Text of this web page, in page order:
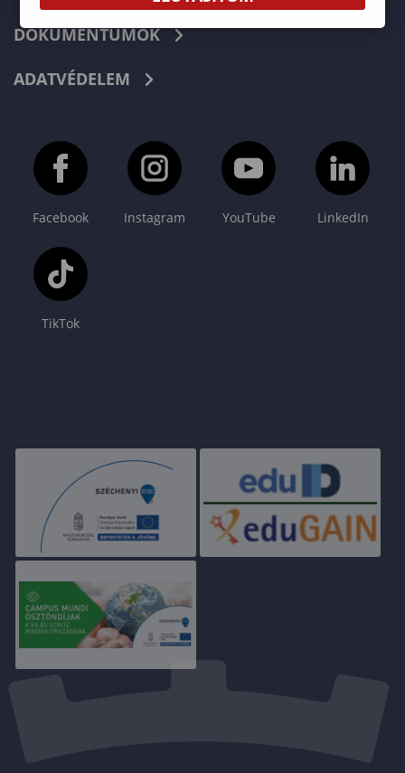
DOKUMENTUMOK
ADATVÉDELEM
Facebook Instagram YouTube LinkedIn
TikTok